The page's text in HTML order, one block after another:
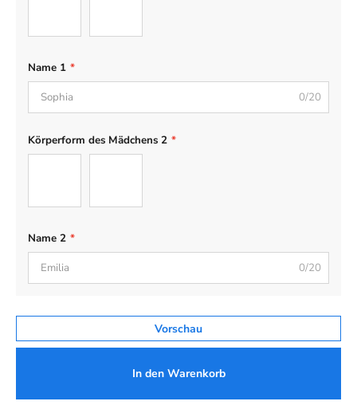
Name 1 *
0/20
Körperform des Mädchens 2 *
Name 2 *
0/20
Vorschau
In den Warenkorb